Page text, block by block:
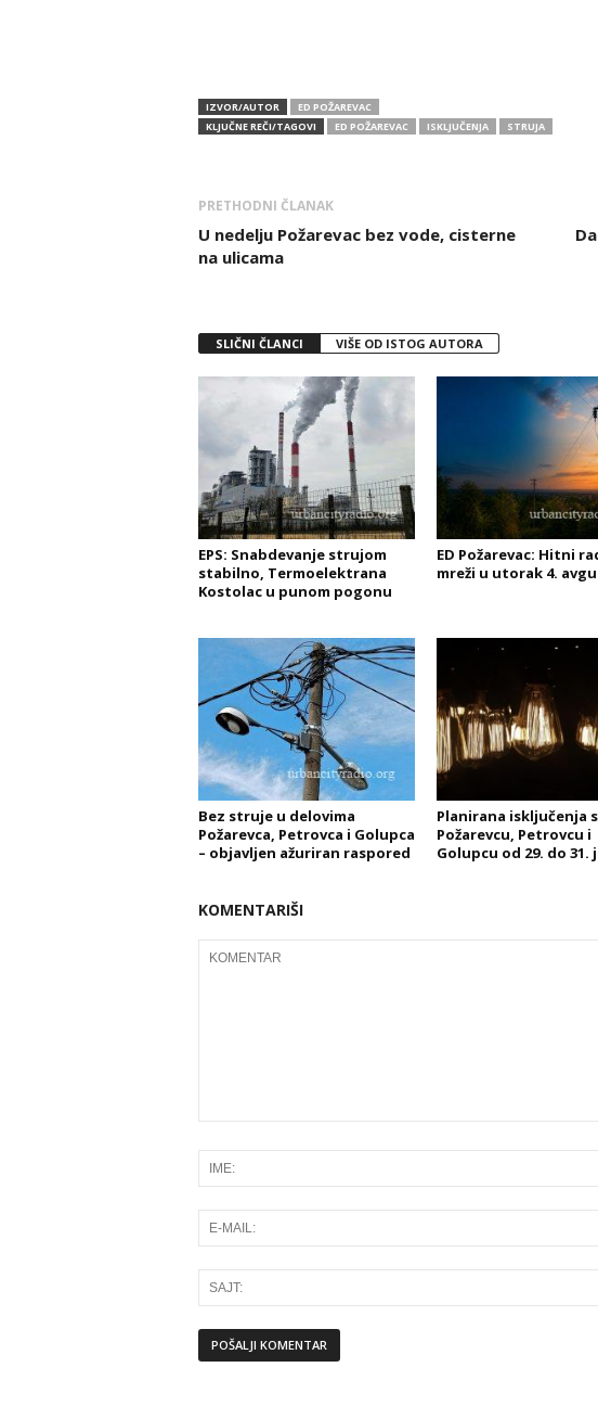
IZVOR/AUTOR
ED POŽAREVAC
KLJUČNE REČI/TAGOVI
ED POŽAREVAC ISKLJUČENJA STRUJA
PRETHODNI ČLANAK
U nedelju Požarevac bez vode, cisterne
na ulicama
SLIČNI ČLANCI VIŠE OD ISTOG AUTORA
EPS: Snabdevanje strujom
stabilno, Termoelektrana
Kostolac u punom pogonu
ED Požarevac: Hitni
mreži u utorak 4.
Bez struje u delovima
Požarevca, Petrovca i Golupca
– objavljen ažuriran raspored
Planirana isključenja
Požarevcu, Petrovcu i
Golupcu od 29. do 31.
KOMENTARIŠI